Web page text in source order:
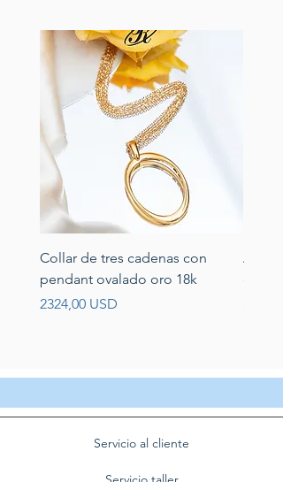
Collar de tres cadenas con
pendant ovalado oro 18k
Prezzo
2324,00 USD
Servicio al cliente